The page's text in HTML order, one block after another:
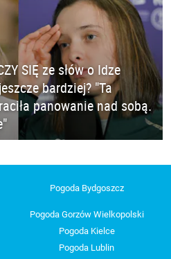
SIĘ ze słów o Idze
bardziej? "Ta
panowanie nad sobą.
Pogoda Bydgoszcz
Pogoda Gorzów Wielkopolski
Pogoda Kielce
Pogoda Lublin